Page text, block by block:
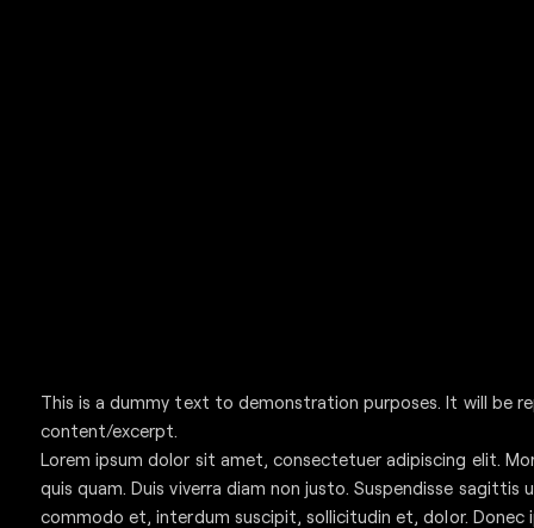
This is a dummy text to demonstration purposes. It will be
content/excerpt.
Lorem ipsum dolor sit amet, consectetuer adipiscing elit.
quis quam. Duis viverra diam non justo. Suspendisse sagittis
commodo et, interdum suscipit, sollicitudin et, dolor. Donec